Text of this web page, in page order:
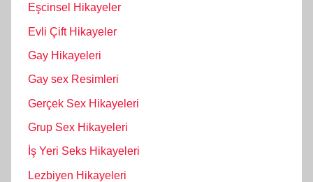
Eşcinsel Hikayeler
Evli Çift Hikayeler
Gay Hikayeleri
Gay sex Resimleri
Gerçek Sex Hikayeleri
Grup Sex Hikayeleri
İş Yeri Seks Hikayeleri
Lezbiyen Hikayeleri